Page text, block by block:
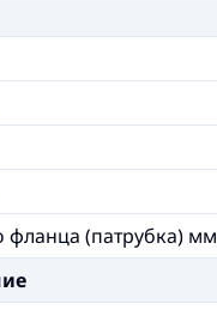
фланца (патрубка) мм